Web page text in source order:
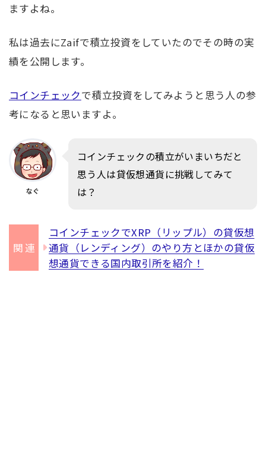
ますよね。
私は過去にZaifで積立投資をしていたのでその時の実
績を公開します。
コインチェックで積立投資をしてみようと思う人の参
考になると思いますよ。
なぐ
コインチェックの積立がいまいちだと
思う人は貸仮想通貨に挑戦してみて
は？
コインチェックでXRP（リップル）の貸仮想
通貨（レンディング）のやり方とほかの貸仮
想通貨できる国内取引所を紹介！